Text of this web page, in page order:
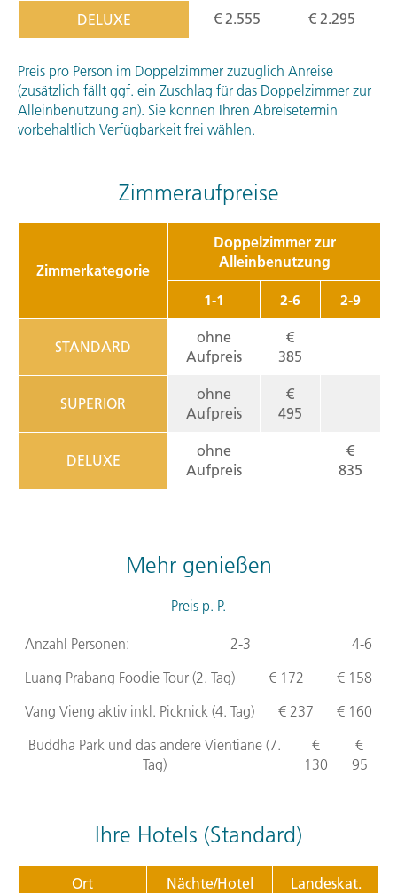
DELUXE € 2.555 € 2.295
Preis pro Person im Doppelzimmer zuzüglich Anreise
(zusätzlich fällt ggf. ein Zuschlag für das Doppelzimmer zur
Alleinbenutzung an). Sie können Ihren Abreisetermin
vorbehaltlich Verfügbarkeit frei wählen.
Zimmeraufpreise
Zimmerkategorie
Doppelzimmer zur
Alleinbenutzung
1-1 2-6 2-9
STANDARD
ohne
Aufpreis
€
385
SUPERIOR
ohne
Aufpreis
€
495
DELUXE
ohne
Aufpreis
€
835
Mehr genießen
Preis p. P.
Anzahl Personen: 2-3
4-6
Luang Prabang Foodie Tour (2. Tag)
€ 172
€ 158
Vang Vieng aktiv inkl. Picknick (4. Tag)
€ 237
€ 160
Buddha Park und das andere Vientiane (7.
Tag)
€
130
€
95
Ihre Hotels (Standard)
Ort Nächte/Hotel
Landeskat.